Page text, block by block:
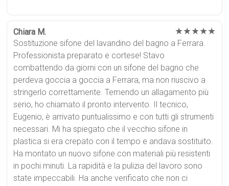
Chiara M. ★★★★★
Sostituzione sifone del lavandino del bagno a Ferrara.
Professionista preparato e cortese! Stavo
combattendo da giorni con un sifone del bagno che
perdeva goccia a goccia a Ferrara, ma non riuscivo a
stringerlo correttamente. Temendo un allagamento più
serio, ho chiamato il pronto intervento. Il tecnico,
Eugenio, è arrivato puntualissimo e con tutti gli strumenti
necessari. Mi ha spiegato che il vecchio sifone in
plastica si era crepato con il tempo e andava sostituito.
Ha montato un nuovo sifone con materiali più resistenti
in pochi minuti. La rapidità e la pulizia del lavoro sono
state impeccabili. Ha anche verificato che non ci